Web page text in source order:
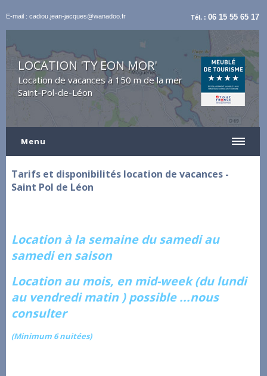
E-mail : cadiou.jean-jacques@wanadoo.fr Tél. :06 15 55 65 17
LOCATION 'TY EON MOR'
Location de vacances à 150 m de la mer
Saint-Pol-de-Léon
Menu
Tarifs et disponibilités location de vacances -
Saint Pol de Léon
Location à la semaine du samedi au
samedi en saison
Location au mois, en mid-week (du lundi
au vendredi matin ) possible ...nous
consulter
(Minimum 6 nuitées)